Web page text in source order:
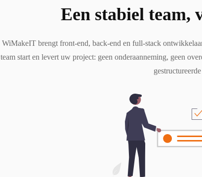
Een stabiel team,
WiMakeIT brengt front-end, back-end en full-stack
team start en levert uw project: geen onderaanneming, geen